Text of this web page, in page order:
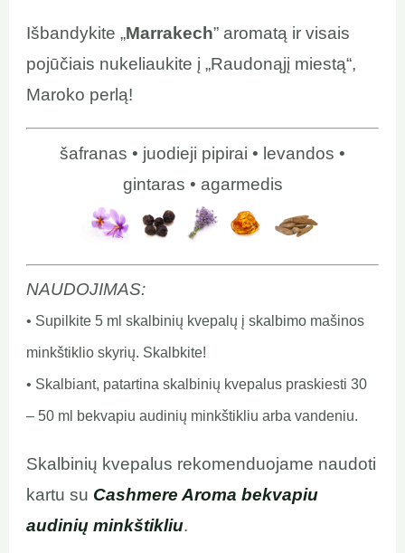
Išbandykite „Marrakech” aromatą ir visais
pojūčiais nukeliaukite į „Raudonąjį miestą“,
Maroko perlą!
šafranas • juodieji pipirai • levandos •
gintaras • agarmedis
NAUDOJIMAS:
• Supilkite 5 ml skalbinių kvepalų į skalbimo mašinos
minkštiklio skyrių. Skalbkite!
• Skalbiant, patartina skalbinių kvepalus praskiesti 30
– 50 ml bekvapiu audinių minkštikliu arba vandeniu.
Skalbinių kvepalus rekomenduojame naudoti
kartu su Cashmere Aroma bekvapiu
audinių minkštikliu.